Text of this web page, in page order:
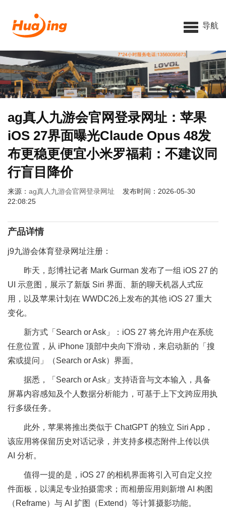
导航
ag真人九游会官网登录网址：苹果
iOS 27界面曝光Claude Opus 48发
布更稳更便宜小米罗福莉：不建议同
行盲目降价
来源： ag真人九游会官网登录网址 发布时间：2026-05-30
22:08:25
产品详情
j9九游会体育登录网址注册：
昨天，彭博社记者 Mark Gurman 发布了一组 iOS 27 的
UI 示意图，展示了新版 Siri 界面、新的聊天机器人式应
用，以及苹果计划在 WWDC26上发布的其他 iOS 27 重大
变化。
新方式「Search or Ask」：iOS 27 将允许用户在系统
任意位置，从 iPhone 顶部中央向下滑动，来启动新的「搜
索或提问」（Search or Ask）界面。
据悉，「Search or Ask」支持语音与文本输入，具备
屏幕内容感知及个人数据分析能力，可基于上下文跨应用执
行多级任务。
此外，苹果将推出类似于 ChatGPT 的独立 Siri App，
该应用将保留历史对话记录，并支持多模态附件上传以供
AI 分析。
值得一提的是，iOS 27 的相机界面将引入可自定义控
件面板，以满足专业拍摄需求；而相册应用则新增 AI 构图
（Reframe）与 AI 扩图（Extend）等计算摄影功能。